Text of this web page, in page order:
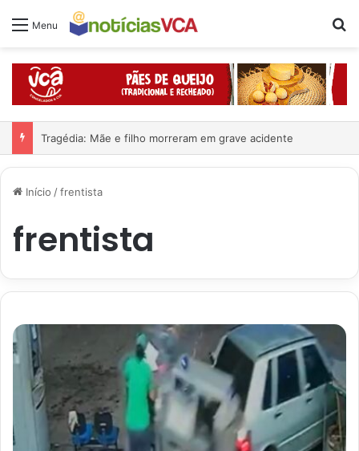
Menu
Tragédia: Mãe e filho morreram em grave acidente
Início /frentista
frentista